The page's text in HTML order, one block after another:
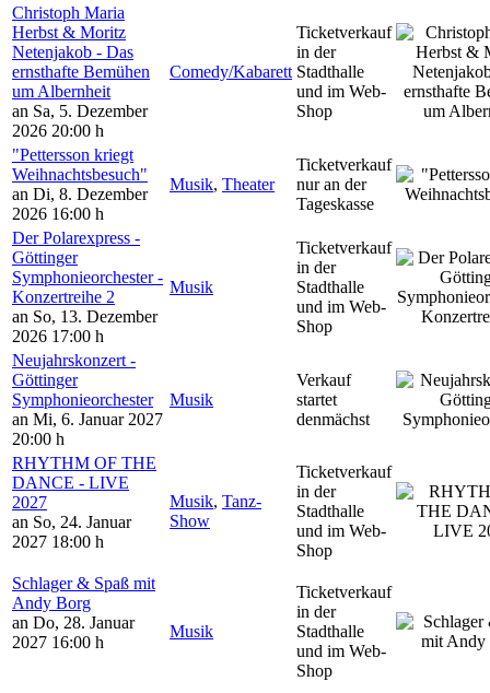
Christoph Maria
Herbst & Moritz
Netenjakob - Das
ernsthafte Bemühen
um Albernheit
an Sa, 5. Dezember
2026 20:00 h
Comedy/Kabarett
Ticketverkauf
in der
Stadthalle
und im Web-
Shop
"Pettersson kriegt
Weihnachtsbesuch"
an Di, 8. Dezember
2026 16:00 h
Musik, Theater
Ticketverkauf
nur an der
Tageskasse
Der Polarexpress -
Göttinger
Symphonieorchester -
Konzertreihe 2
an So, 13. Dezember
2026 17:00 h
Musik
Ticketverkauf
in der
Stadthalle
und im Web-
Shop
Neujahrskonzert -
Göttinger
Symphonieorchester
an Mi, 6. Januar 2027
20:00 h
Musik
Verkauf
startet
denmächst
RHYTHM OF THE
DANCE - LIVE
2027
an So, 24. Januar
2027 18:00 h
Musik, Tanz-
Show
Ticketverkauf
in der
Stadthalle
und im Web-
Shop
Schlager & Spaß mit
Andy Borg
an Do, 28. Januar
2027 16:00 h
Musik
Ticketverkauf
in der
Stadthalle
und im Web-
Shop